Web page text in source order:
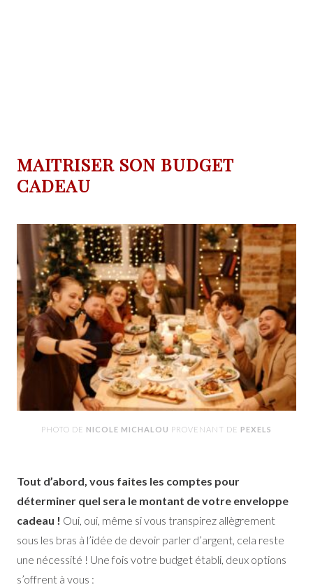
MAITRISER SON BUDGET
CADEAU
PHOTO DE NICOLE MICHALOU PROVENANT DE PEXELS
Tout d’abord, vous faites les comptes pour
déterminer quel sera le montant de votre enveloppe
cadeau ! Oui, oui, même si vous transpirez allègrement
sous les bras à l’idée de devoir parler d’argent, cela reste
une nécessité ! Une fois votre budget établi, deux options
s’offrent à vous :